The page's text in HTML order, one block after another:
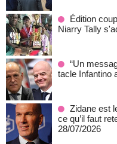
Édition
Niarry Tally
“Un
tacle Infantino
Zidane est
ce qu’il faut
28/07/2026